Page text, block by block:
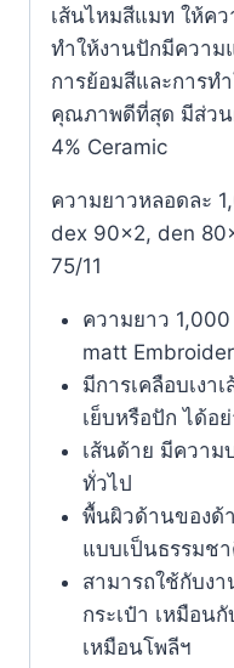
เส้นไหมสีแมท ให้ค
ทำให้งานปักมีความ
การย้อมสีและการท
คุณภาพดีที่สุด มีส่วน
4% Ceramic
ความยาวหลอดละ
dex 90×2, den
75/11
ความยาว
matt
มีการเคลือบเงา
เย็บหรือปัก ได้อย่
เส้นด้าย มีความ
ทั่วไป
พื้นผิวด้านของด้
แบบเป็นธรรมช
สามารถใช้กับง
กระเป๋า เหมือน
เหมือนโพลีฯ